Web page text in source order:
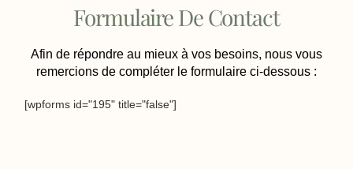
Formulaire De Contact
Afin de répondre au mieux à vos besoins, nous vous
remercions de compléter le formulaire ci-dessous :
[wpforms id="195" title="false"]